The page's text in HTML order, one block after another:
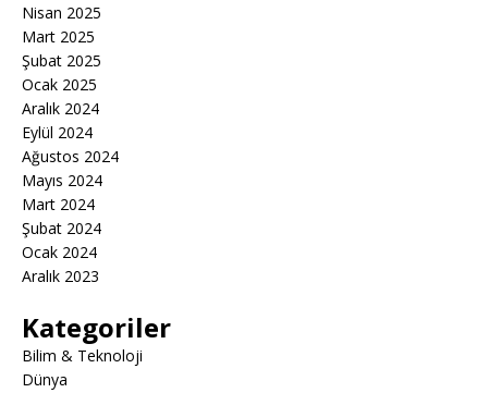
Nisan 2025
Mart 2025
Şubat 2025
Ocak 2025
Aralık 2024
Eylül 2024
Ağustos 2024
Mayıs 2024
Mart 2024
Şubat 2024
Ocak 2024
Aralık 2023
Kategoriler
Bilim & Teknoloji
Dünya